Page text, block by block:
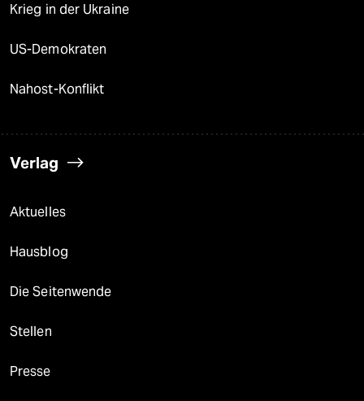
Krieg in der Ukraine
US-Demokraten
Nahost-Konflikt
Verlag
Aktuelles
Hausblog
Die Seitenwende
Stellen
Presse